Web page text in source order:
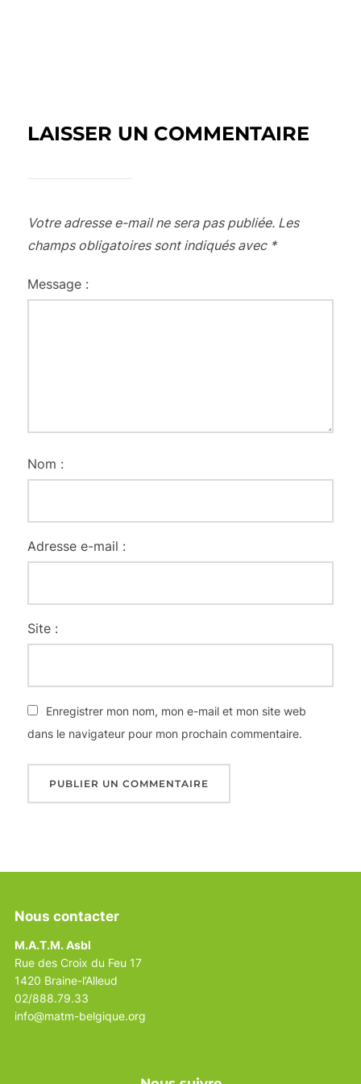
LAISSER UN COMMENTAIRE
Votre adresse e-mail ne sera pas publiée. Les
champs obligatoires sont indiqués avec *
Message :
Nom :
Adresse e-mail :
Site :
Enregistrer mon nom, mon e-mail et mon site web
dans le navigateur pour mon prochain commentaire.
Nous contacter
M.A.T.M. Asbl
Rue des Croix du Feu 17
1420 Braine-l’Alleud
02/888.79.33
info@matm-belgique.org